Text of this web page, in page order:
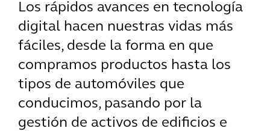
Los rápidos avances en tecnología
digital hacen nuestras vidas más
fáciles, desde la forma en que
compramos productos hasta los
tipos de automóviles que
conducimos, pasando por la
gestión de activos de edificios e